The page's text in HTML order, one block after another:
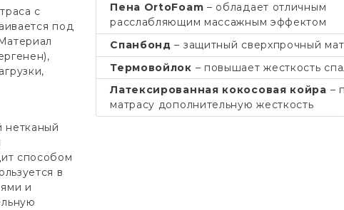
с
под
нетканый
способом
в
и
Пена OrtoFoam – обладает отличным
расслабляющим массажным эффектом
Спанбонд – защитный сверхпрочный
Термовойлок – повышает жесткость
Латексированная кокосовая койра –
матрасу дополнительную жесткость